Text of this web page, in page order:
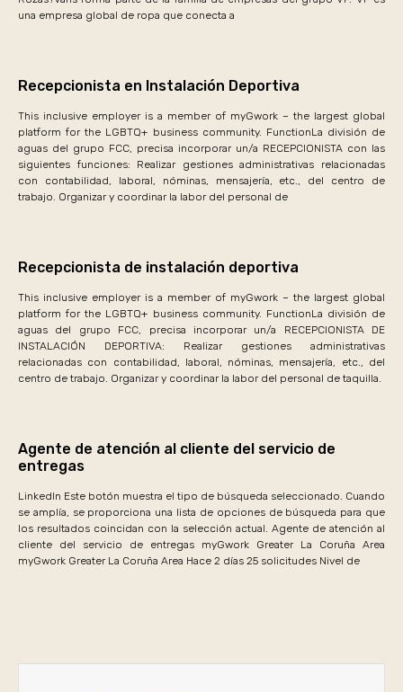
una empresa global de ropa que conecta a
Recepcionista en Instalación Deportiva
This inclusive employer is a member of myGwork – the largest global
platform for the LGBTQ+ business community. FunctionLa división de
aguas del grupo FCC, precisa incorporar un/a RECEPCIONISTA con las
siguientes funciones: Realizar gestiones administrativas relacionadas
con contabilidad, laboral, nóminas, mensajería, etc., del centro de
trabajo. Organizar y coordinar la labor del personal de
Recepcionista de instalación deportiva
This inclusive employer is a member of myGwork – the largest global
platform for the LGBTQ+ business community. FunctionLa división de
aguas del grupo FCC, precisa incorporar un/a RECEPCIONISTA DE
INSTALACIÓN DEPORTIVA: Realizar gestiones administrativas
relacionadas con contabilidad, laboral, nóminas, mensajería, etc., del
centro de trabajo. Organizar y coordinar la labor del personal de taquilla.
Agente de atención al cliente del servicio de
entregas
LinkedIn Este botón muestra el tipo de búsqueda seleccionado. Cuando
se amplía, se proporciona una lista de opciones de búsqueda para que
los resultados coincidan con la selección actual. Agente de atención al
cliente del servicio de entregas myGwork Greater La Coruña Area
myGwork Greater La Coruña Area Hace 2 días 25 solicitudes Nivel de